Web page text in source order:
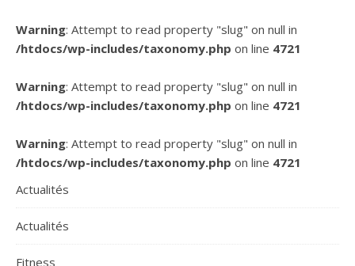
Warning: Attempt to read property "slug" on null in
/htdocs/wp-includes/taxonomy.php on line 4721
Warning: Attempt to read property "slug" on null in
/htdocs/wp-includes/taxonomy.php on line 4721
Warning: Attempt to read property "slug" on null in
/htdocs/wp-includes/taxonomy.php on line 4721
Actualités
Actualités
Fitness